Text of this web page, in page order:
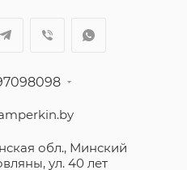
обл., Минский
ул. 40 лет